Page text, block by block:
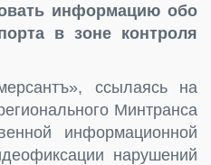
информацию обо
в зоне контроля
ссылаясь на
Минтранса
информационной
нарушений